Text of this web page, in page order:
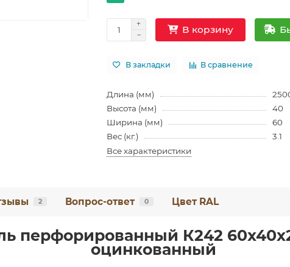
В корзину
В закладки В сравнение
Длина (мм)
Высота (мм)
40
Ширина (мм)
60
Вес (кг.)
3.1
Все характеристики
2 Вопрос-ответ 0 Цвет RAL
перфорированный К242
оцинкованный